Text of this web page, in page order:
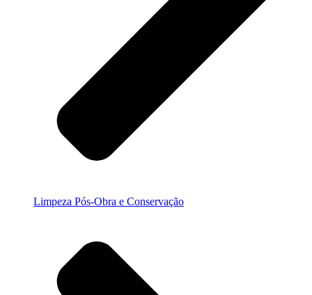
Limpeza Pós-Obra e Conservação